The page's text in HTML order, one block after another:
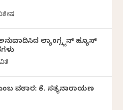
ಲ್ಯಾಂಗ್ಸ್ಟನ್ ಹ್ಯೂಸ್
ವಠಾರ: ಕೆ. ಸತ್ಯನಾರಾಯಣ